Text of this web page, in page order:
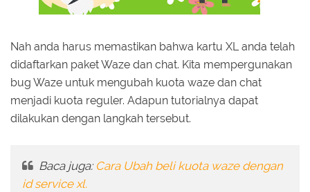
Nah anda harus memastikan bahwa kartu XL anda telah
didaftarkan paket Waze dan chat. Kita mempergunakan
bug Waze untuk mengubah kuota waze dan chat
menjadi kuota reguler. Adapun tutorialnya dapat
dilakukan dengan langkah tersebut.
Baca juga: Cara Ubah beli kuota waze dengan
id service xl.